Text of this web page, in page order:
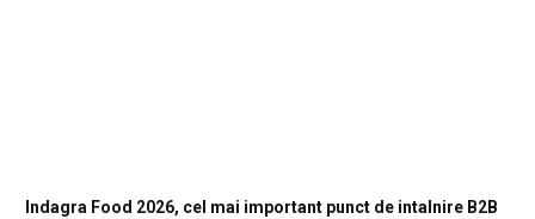
Indagra Food 2026, cel mai important punct de intalnire B2B